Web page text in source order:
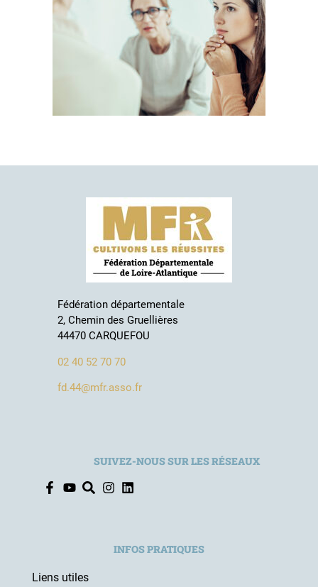
Fédération départementale
2, Chemin des Gruellières
44470 CARQUEFOU
02 40 52 70 70
fd.44@mfr.asso.fr
SUIVEZ-NOUS SUR LES RÉSEAUX
INFOS PRATIQUES
Liens utiles